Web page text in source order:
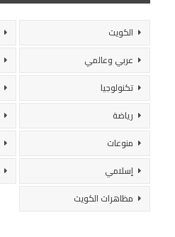
الكويت
عربي وعالمي
تكنولوجيا
رياضة
منوعات
إسلامي
مظاهرات الكويت